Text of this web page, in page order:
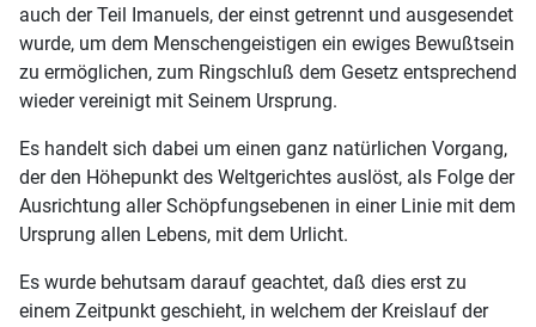
auch der Teil Imanuels, der einst getrennt und ausgesendet
wurde, um dem Menschengeistigen ein ewiges Bewußtsein
zu ermöglichen, zum Ringschluß dem Gesetz entsprechend
wieder vereinigt mit Seinem Ursprung.
Es handelt sich dabei um einen ganz natürlichen Vorgang,
der den Höhepunkt des Weltgerichtes auslöst, als Folge der
Ausrichtung aller Schöpfungsebenen in einer Linie mit dem
Ursprung allen Lebens, mit dem Urlicht.
Es wurde behutsam darauf geachtet, daß dies erst zu
einem Zeitpunkt geschieht, in welchem der Kreislauf der